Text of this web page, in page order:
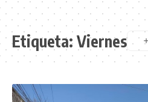
Etiqueta:Viernes